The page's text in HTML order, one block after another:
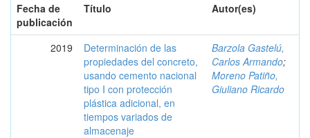
Fecha de
publicación
Título Autor(es)
2019
Determinación de las
propiedades del concreto,
usando cemento nacional
tipo I con protección
plástica adicional, en
tiempos variados de
almacenaje
Barzola Gastelú,
Carlos Armando;
Moreno Patiño,
Giuliano Ricardo